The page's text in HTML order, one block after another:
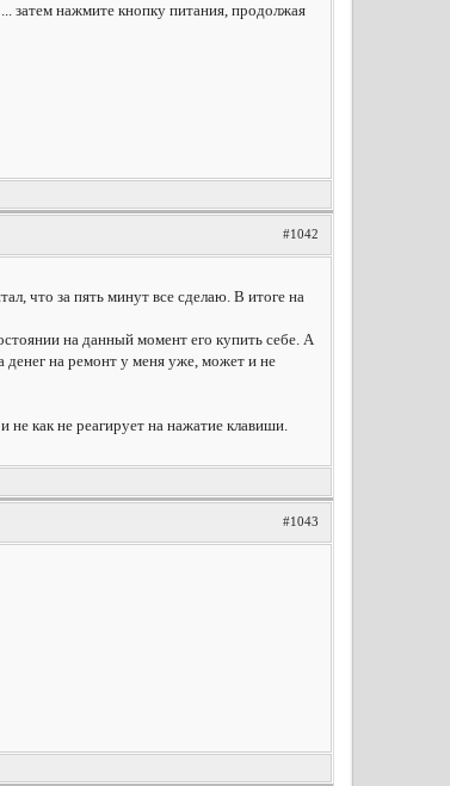
затем нажмите кнопку питания, продолжая
#1042
что за пять минут все сделаю. В итоге на
на данный момент его купить себе. А
денег на ремонт у меня уже, может и не
не как не реагирует на нажатие клавиши.
#1043